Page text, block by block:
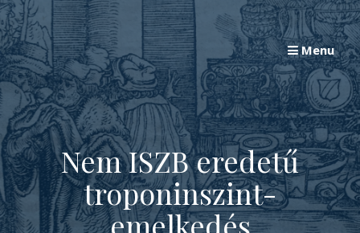
Skip
to
content
Menu
Nem ISZB eredetű
troponinszint-
emelkedés